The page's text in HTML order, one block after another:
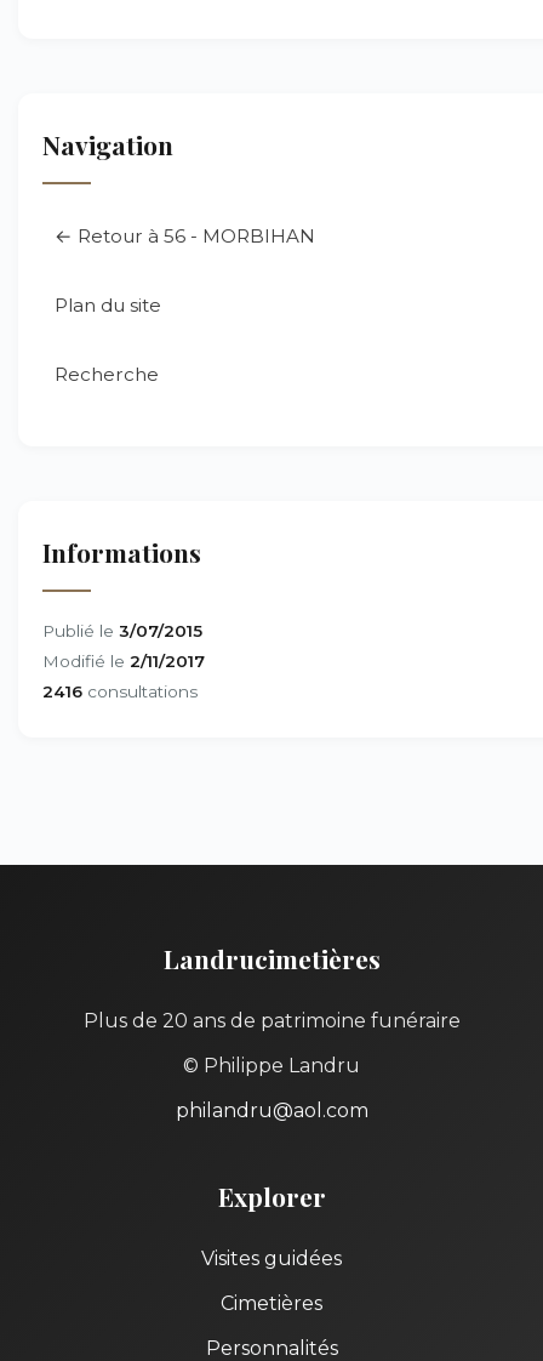
Navigation
← Retour à 56 - MORBIHAN
Plan du site
Recherche
Informations
Publié le 3/07/2015
Modifié le 2/11/2017
2416 consultations
Landrucimetières
Plus de 20 ans de patrimoine funéraire
© Philippe Landru
philandru@aol.com
Explorer
Visites guidées
Cimetières
Personnalités